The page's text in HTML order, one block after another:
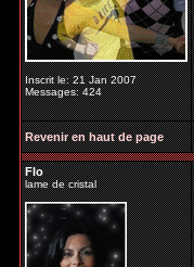
Inscrit le: 21 Jan 2007
Messages: 424
Revenir en haut de page
Flo
lame de cristal